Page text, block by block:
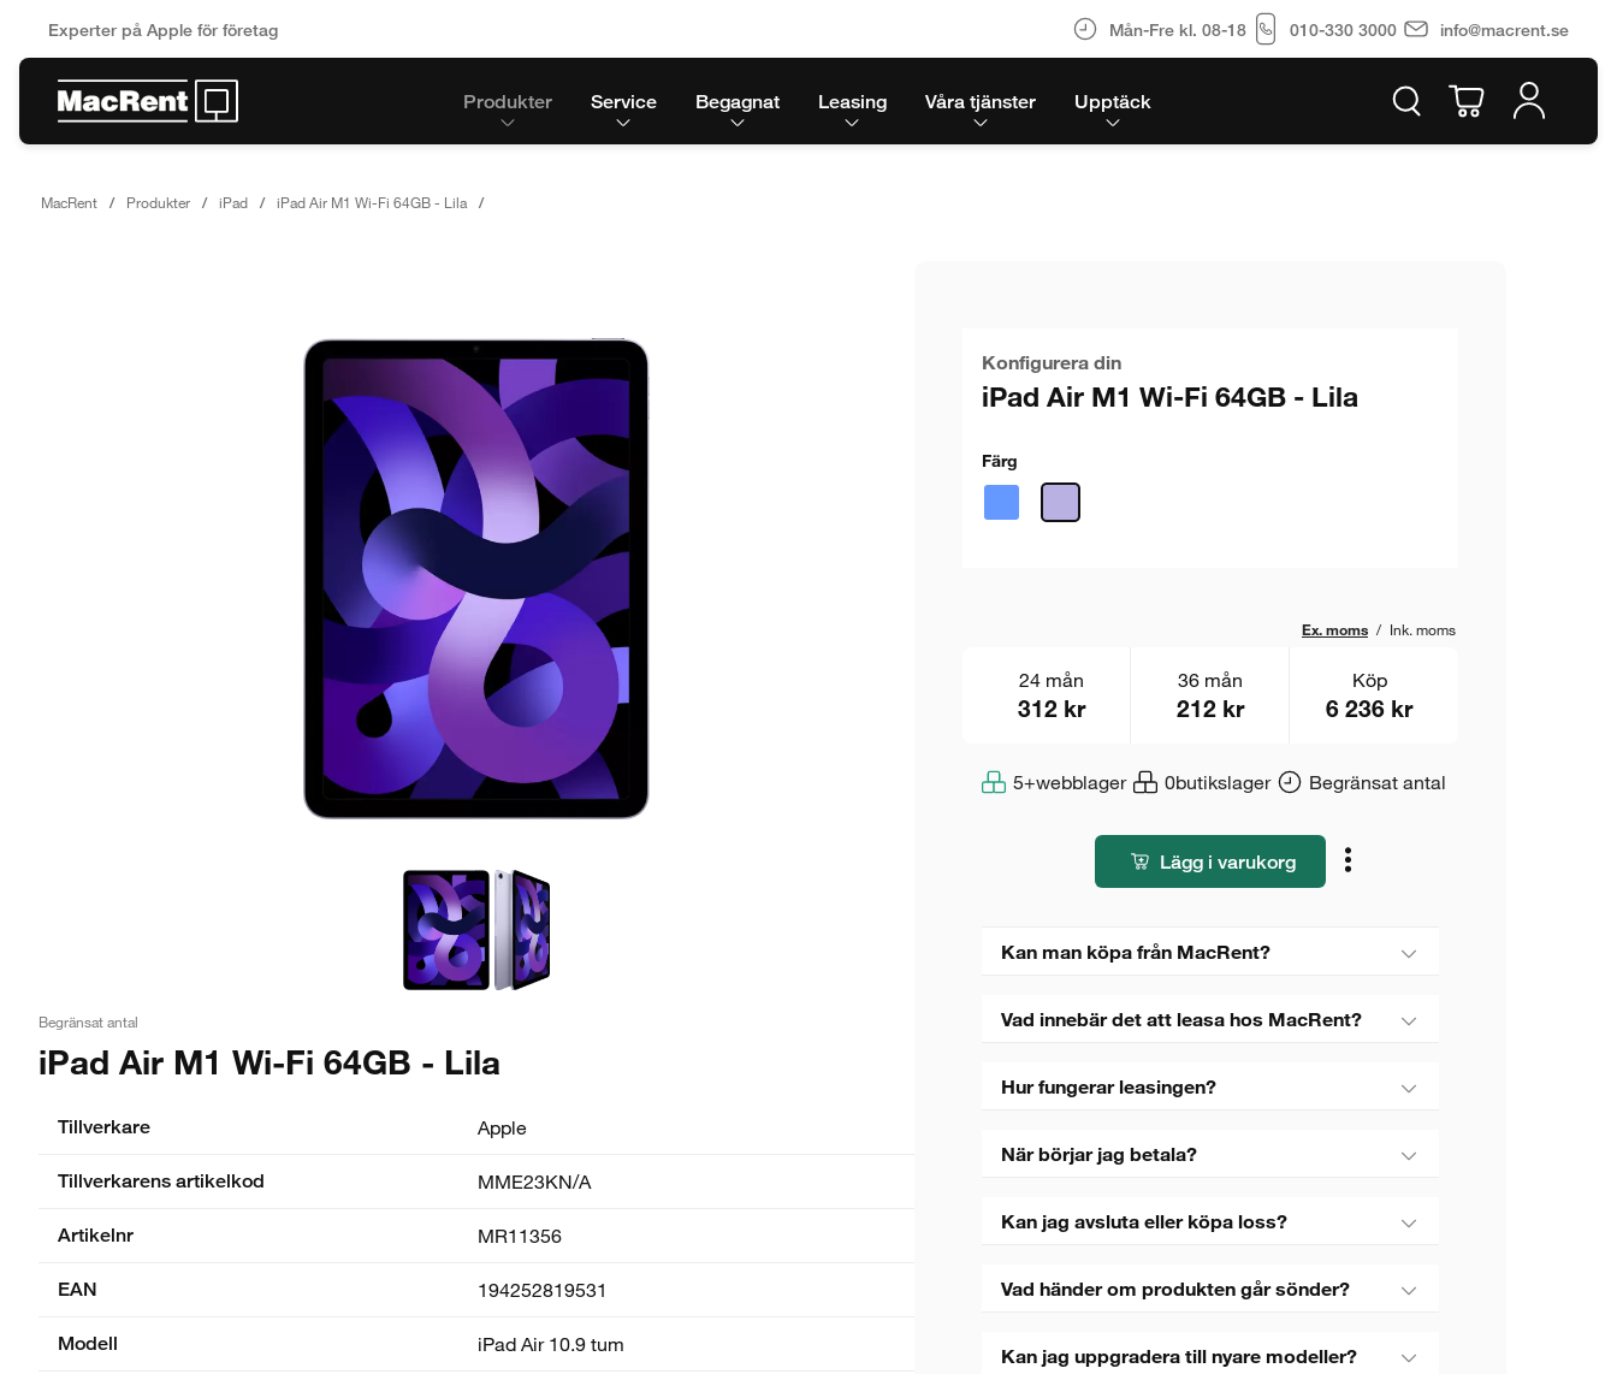
Experter på Apple för företag Mån-Fre kl. 08-18 010-330 3000 info@macrent.se
Produkter Service Begagnat Leasing Våra tjänster Upptäck
MacRent Produkter iPad iPad Air M1 Wi-Fi 64GB - Lila
Begränsat antal
iPad Air M1 Wi-Fi 64GB - Lila
Tillverkare Apple
Tillverkarens artikelkod MME23KN/A
Artikelnr MR11356
EAN 194252819531
Modell iPad Air 10.9 tum
Konfigurera din
iPad Air M1 Wi-Fi 64GB - Lila
Färg
Ex. moms / Ink. moms
5+webblager 0butikslager Begränsat antal
24 mån
312 kr
36 mån
212 kr
Köp
6 236 kr
Lägg i varukorg
Kan man köpa från MacRent?
Vad innebär det att leasa hos MacRent?
Hur fungerar leasingen?
När börjar jag betala?
Kan jag avsluta eller köpa loss?
Vad händer om produkten går sönder?
Kan jag uppgradera till nyare modeller?